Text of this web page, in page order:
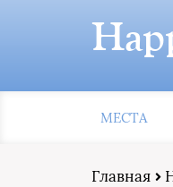
МЕСТА
Главная